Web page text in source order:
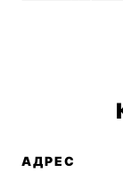
АДРЕС